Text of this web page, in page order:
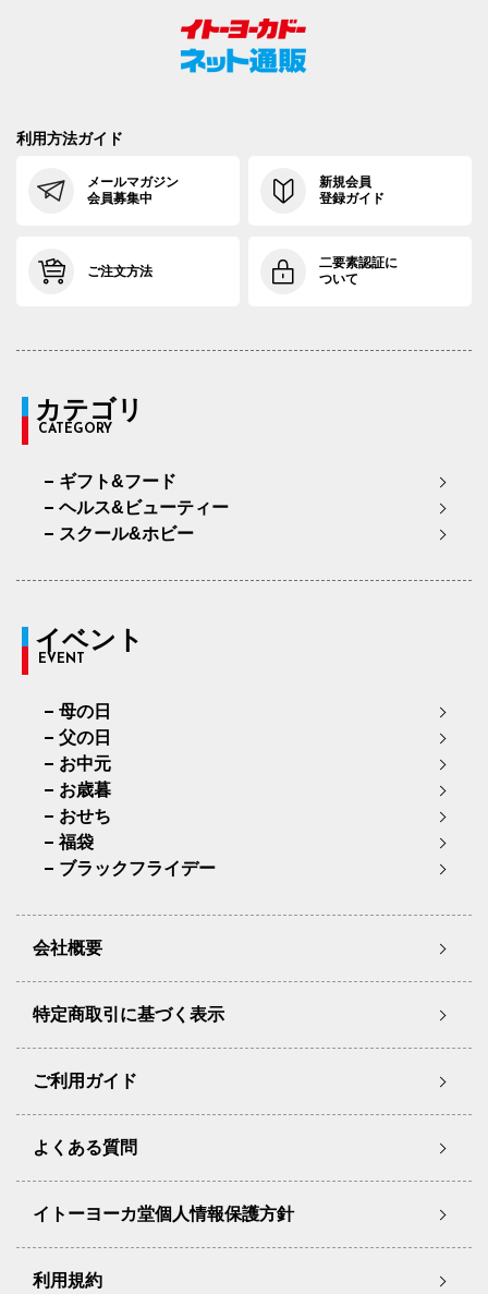
利用方法ガイド
メールマガジン
会員募集中
新規会員
登録ガイド
ご注文方法
二要素認証に
ついて
カテゴリ
CATEGORY
ギフト&フード
ヘルス&ビューティー
スクール&ホビー
イベント
EVENT
母の日
父の日
お中元
お歳暮
おせち
福袋
ブラックフライデー
会社概要
特定商取引に基づく表示
ご利用ガイド
よくある質問
イトーヨーカ堂個人情報保護方針
利用規約